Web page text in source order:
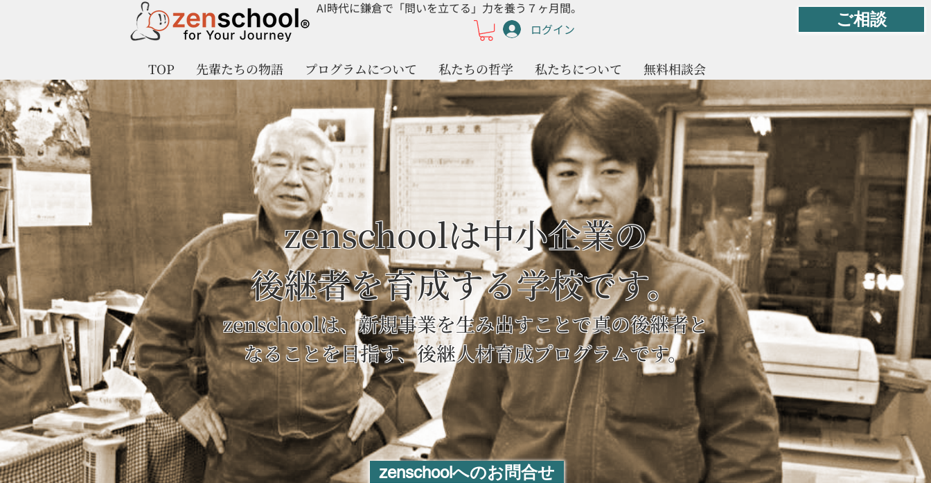
ご相談
AI時代に鎌倉で「問いを立てる」力を養う７ヶ月間。
ログイン
TOP 先輩たちの物語 プログラムについて 私たちの哲学 私たちについて 無料相談会
zenschoolは中小企業の
後継者を育成する学校です。
zenschoolは、新規事業を生み出すことで真の後継者と
なることを目指す、後継人材育成プログラムです。
zenschoolへのお問合せ